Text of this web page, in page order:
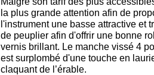
la plus grande attention afin de
l'instrument une basse attractive et
de peuplier afin d'offrir une bonne
vernis brillant. Le manche vissé 4
est surplombé d'une touche en
claquant de l’érable.